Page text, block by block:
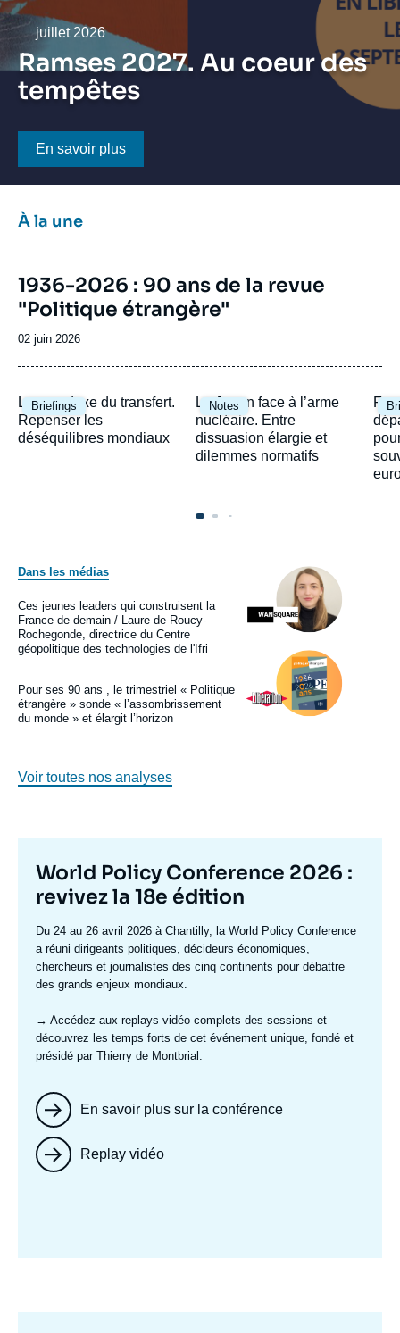
Nous soutenir
Date
juillet 2026
Ramses 2027. Au coeur des
tempêtes
Bouton CTA
En savoir plus
Titre
bloc
la
une
À la une
Image
de
couverture
la
1936-2026 : 90 ans de la revue
"Politique étrangère"
Date
02 juin 2026
Briefings
Image
principale
Le paradoxe du transfert.
Repenser les
déséquilibres mondiaux
Notes
Image
principale
Le Japon face à l’arme
nucléaire. Entre
dissuasion élargie et
dilemmes normatifs
Dans les médias
Logo
Image
principale
médiatique
Ces jeunes leaders qui construisent la
France de demain / Laure de Roucy-
Rochegonde, directrice du Centre
géopolitique des technologies de l'Ifri
Logo
Image
principale
médiatique
Pour ses 90 ans , le trimestriel « Politique
étrangère » sonde « l’assombrissement
du monde » et élargit l’horizon
Voir toutes nos analyses
Titre
mis
en
avant
World Policy Conference 2026 :
revivez la 18e édition
Texte
accroche
Du 24 au 26 avril 2026 à Chantilly, la World Policy Conference
a réuni dirigeants politiques, décideurs économiques,
chercheurs et journalistes des cinq continents pour débattre
des grands enjeux mondiaux.
→ Accédez aux replays vidéo complets des sessions et
découvrez les temps forts de cet événement unique, fondé et
présidé par Thierry de Montbrial.
En savoir plus sur la conférence
Replay vidéo